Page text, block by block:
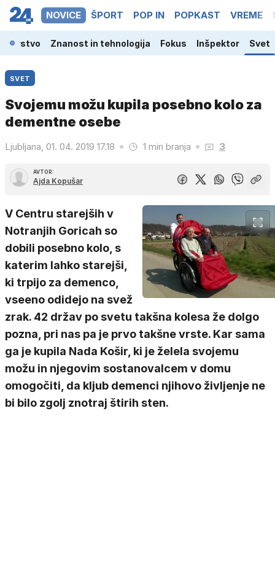
NOVICE ŠPORT POP IN POPKAST VREME
Znanost in tehnologija Fokus Inšpektor Svet
SVET
Svojemu možu kupila posebno kolo za
dementne osebe
Ljubljana, 01. 04. 2019 17.18 1 min branja 3
AVTOR:
Ajda Kopušar
V Centru starejših v
Notranjih Goricah so
dobili posebno kolo, s
katerim lahko starejši,
ki trpijo za demenco,
vseeno odidejo na svež
zrak. 42 držav po svetu takšna kolesa že dolgo
pozna, pri nas pa je prvo takšne vrste. Kar sama
ga je kupila Nada Košir, ki je želela svojemu
možu in njegovim sostanovalcem v domu
omogočiti, da kljub demenci njihovo življenje ne
bi bilo zgolj znotraj štirih sten.